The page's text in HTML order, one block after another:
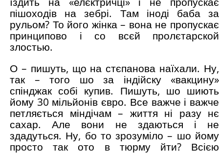
пішоходів на зебрі. Там іноді баба за
рульом? То його жінка – вона не пропускає
принципово і со всєй пролєтарской
злостью.
О – пишуть, що на стєпанова наїхали. Ну,
так – того шо за індійску «вакцину»
спінджак собі купив. Пишуть, шо шиють
йому 30 мільйонів євро. Все важче і важче
петляється міндічам – життя ні разу нє
сахар. Але вони не здаються і не
здадуться. Ну, бо то зрозуміло – шо йому
просто так ото в тюрму йти? Всією